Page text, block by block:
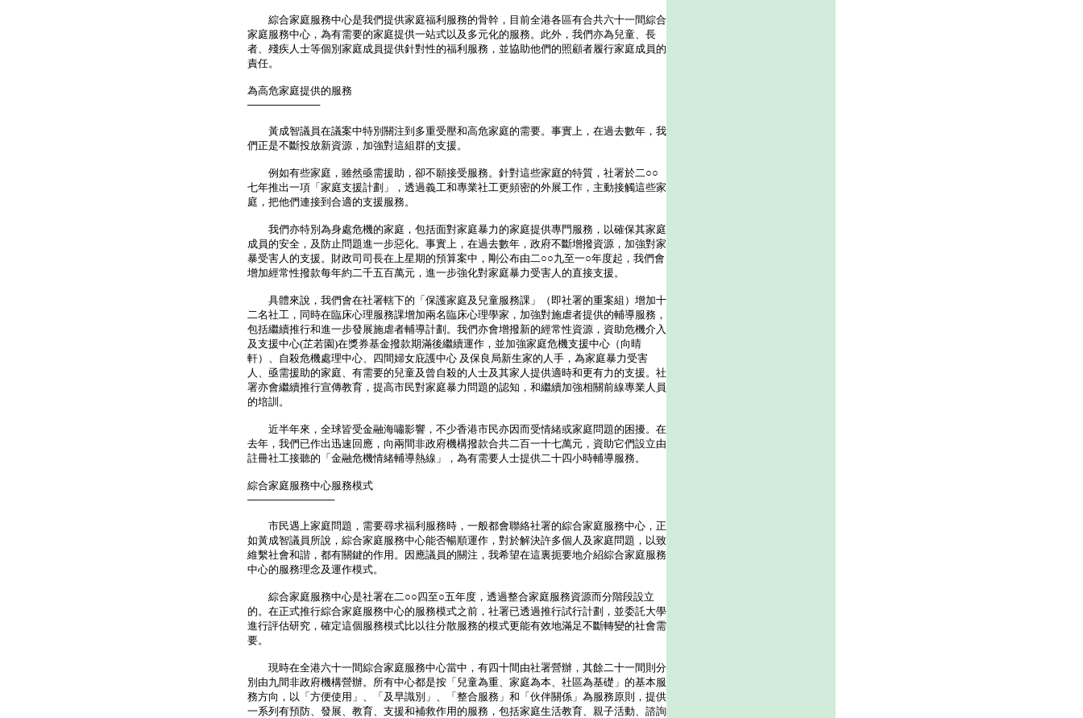
綜合家庭服務中心是我們提供家庭福利服務的骨幹，目前全港各區有合共六十一間綜合
家庭服務中心，為有需要的家庭提供一站式以及多元化的服務。此外，我們亦為兒童、長
者、殘疾人士等個別家庭成員提供針對性的福利服務，並協助他們的照顧者履行家庭成員的
責任。
為高危家庭提供的服務
──────────
黃成智議員在議案中特別關注到多重受壓和高危家庭的需要。事實上，在過去數年，我
們正是不斷投放新資源，加強對這組群的支援。
例如有些家庭，雖然亟需援助，卻不願接受服務。針對這些家庭的特質，社署於二○○
七年推出一項「家庭支援計劃」，透過義工和專業社工更頻密的外展工作，主動接觸這些家
庭，把他們連接到合適的支援服務。
我們亦特別為身處危機的家庭，包括面對家庭暴力的家庭提供專門服務，以確保其家庭
成員的安全，及防止問題進一步惡化。事實上，在過去數年，政府不斷增撥資源，加強對家
暴受害人的支援。財政司司長在上星期的預算案中，剛公布由二○○九至一○年度起，我們會
增加經常性撥款每年約二千五百萬元，進一步強化對家庭暴力受害人的直接支援。
具體來說，我們會在社署轄下的「保護家庭及兒童服務課」（即社署的重案組）增加十
二名社工，同時在臨床心理服務課增加兩名臨床心理學家，加強對施虐者提供的輔導服務，
包括繼續推行和進一步發展施虐者輔導計劃。我們亦會增撥新的經常性資源，資助危機介入
及支援中心(芷若園)在獎券基金撥款期滿後繼續運作，並加強家庭危機支援中心（向晴
軒）、自殺危機處理中心、四間婦女庇護中心 及保良局新生家的人手，為家庭暴力受害
人、亟需援助的家庭、有需要的兒童及曾自殺的人士及其家人提供適時和更有力的支援。社
署亦會繼續推行宣傳教育，提高市民對家庭暴力問題的認知，和繼續加強相關前線專業人員
的培訓。
近半年來，全球皆受金融海嘯影響，不少香港市民亦因而受情緒或家庭問題的困擾。在
去年，我們已作出迅速回應，向兩間非政府機構撥款合共二百一十七萬元，資助它們設立由
註冊社工接聽的「金融危機情緒輔導熱線」，為有需要人士提供二十四小時輔導服務。
綜合家庭服務中心服務模式
────────────
市民遇上家庭問題，需要尋求福利服務時，一般都會聯絡社署的綜合家庭服務中心，正
如黃成智議員所說，綜合家庭服務中心能否暢順運作，對於解決許多個人及家庭問題，以致
維繫社會和諧，都有關鍵的作用。因應議員的關注，我希望在這裏扼要地介紹綜合家庭服務
中心的服務理念及運作模式。
綜合家庭服務中心是社署在二○○四至○五年度，透過整合家庭服務資源而分階段設立
的。在正式推行綜合家庭服務中心的服務模式之前，社署已透過推行試行計劃，並委託大學
進行評估研究，確定這個服務模式比以往分散服務的模式更能有效地滿足不斷轉變的社會需
要。
現時在全港六十一間綜合家庭服務中心當中，有四十間由社署營辦，其餘二十一間則分
別由九間非政府機構營辦。所有中心都是按「兒童為重、家庭為本、社區為基礎」的基本服
務方向，以「方便使用」、「及早識別」、「整合服務」和「伙伴關係」為服務原則，提供
一系列有預防、發展、教育、支援和補救作用的服務，包括家庭生活教育、親子活動、諮詢